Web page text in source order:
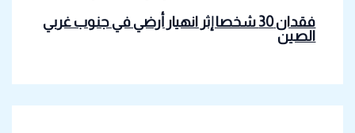
فقدان 30 شخصا إثر انهيار أرضي في جنوب غربي
الصين